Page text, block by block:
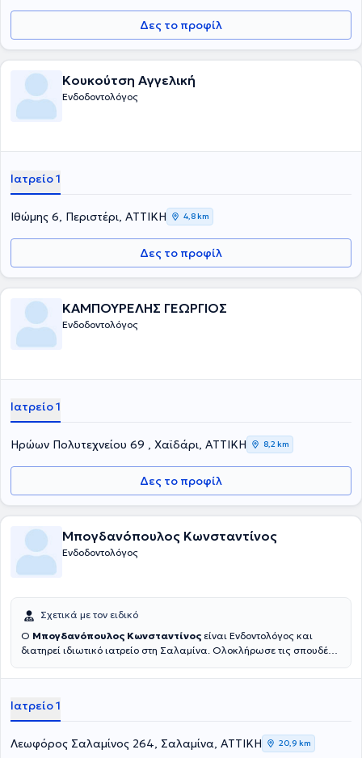
Δες το προφίλ
Κουκούτση Αγγελική
Ενδοδοντολόγος
Ιατρείο 1
Ιθώμης 6, Περιστέρι, ΑΤΤΙΚΗ 4,8 km
Δες το προφίλ
ΚΑΜΠΟΥΡΕΛΗΣ ΓΕΩΡΓΙΟΣ
Ενδοδοντολόγος
Ιατρείο 1
Ηρώων Πολυτεχνείου 69 , Χαϊδάρι, ΑΤΤΙΚΗ 8,2 km
Δες το προφίλ
Μπογδανόπουλος Κωνσταντίνος
Ενδοδοντολόγος
Σχετικά με τον ειδικό
Ο Μπογδανόπουλος Κωνσταντίνος είναι Ενδοντολόγος και
διατηρεί ιδιωτικό ιατρείο στη Σαλαμίνα. Ολοκλήρωσε τις σπουδές
και στη συνέχεια εργάστηκε για μια δεκαετία στην Πάτρα απ' όπου
Πανεπιστήμιο της Νέας Υόρκης όπου και έλαβε την ειδικότητά του
στην Ενδοδοντολογία, το οποίο Πανεπιστήμιο ιδρύθηκε το 1926 και
είναι η παλαιότερη σχολή στις ΗΠΑ. Επιπλέον έχει παρακολουθήσει
πληθώρα σεμιναρίων και hands on courses. Έχει 25 χρόνια
Ιατρείο 1
Λεωφόρος Σαλαμίνος 264, Σαλαμίνα, ΑΤΤΙΚΗ 20,9 km